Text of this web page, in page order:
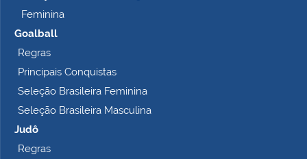
Feminina
Goalball
Regras
Principais Conquistas
Seleção Brasileira Feminina
Seleção Brasileira Masculina
Judô
Regras